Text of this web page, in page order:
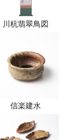
川杭翡翠鳥図
信楽建水